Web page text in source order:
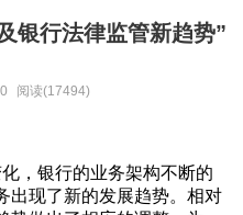
银行法律监管新趋势”
阅读(17494)
，银行的业务架构不断的
出现了新的发展趋势。相对